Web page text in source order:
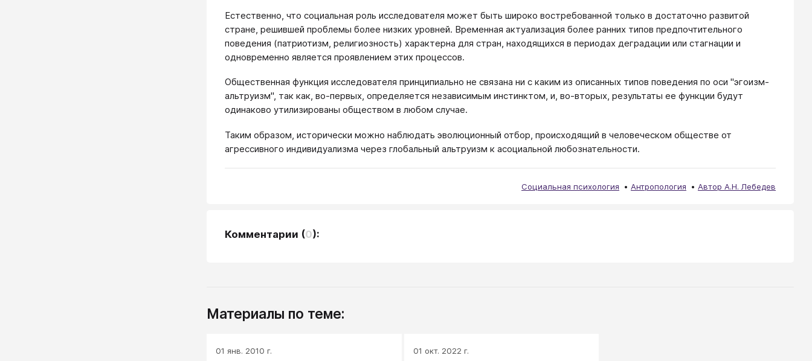
Естественно, что социальная роль исследователя может быть широко востребованной только в достаточно развитой
стране, решившей проблемы более низких уровней. Временная актуализация более ранних типов предпочтительного
поведения (патриотизм, религиозность) характерна для стран, находящихся в периодах деградации или стагнации и
одновременно является проявлением этих процессов.
Общественная функция исследователя принципиально не связана ни с каким из описанных типов поведения по оси "эгоизм-
альтруизм", так как, во-первых, определяется независимым инстинктом, и, во-вторых, результаты ее функции будут
одинаково утилизированы обществом в любом случае.
Таким образом, исторически можно наблюдать эволюционный отбор, происходящий в человеческом обществе от
агрессивного индивидуализма через глобальный альтруизм к асоциальной любознательности.
Социальная психология Антропология Автор А.Н. Лебедев
Комментарии (0):
Материалы по теме:
01 янв. 2010 г. 01 окт. 2022 г.